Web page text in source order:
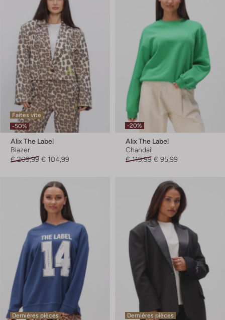
Faites vite
-50%
Alix The Label
Blazer
€ 209,99 € 104,99
-20%
Alix The Label
Chandail
€ 119,99 € 95,99
Dernières pièces
Dernières pièces